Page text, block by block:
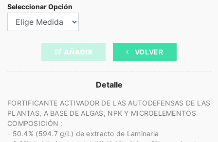
Seleccionar Opción
VOLVER
Detalle
FORTIFICANTE ACTIVADOR DE LAS AUTODEFENSAS DE LAS
PLANTAS, A BASE DE ALGAS, NPK Y MICROELEMENTOS
COMPOSICIÓN :
- 50.4% (594.7 g/L) de extracto de Laminaria